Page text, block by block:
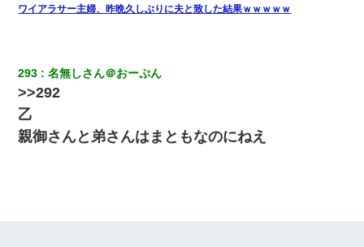
ワイアラサー主婦、昨晩久しぶりに夫と致した結果ｗｗｗｗｗ
293 名無しさん＠おーぷん
>>292
乙
親御さんと弟さんはまともなのにねえ